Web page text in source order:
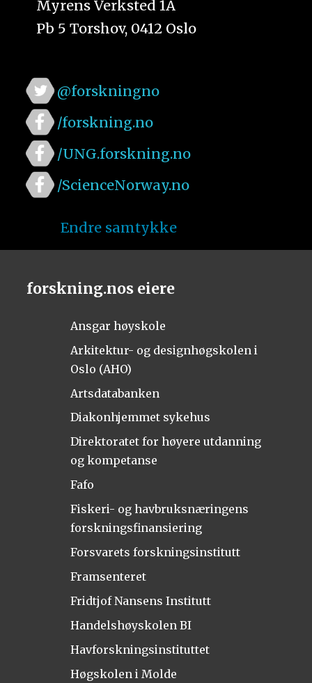
Myrens Verksted 1A
Pb 5 Torshov, 0412 Oslo
@forskningno
/forskning.no
/UNG.forskning.no
/ScienceNorway.no
Endre samtykke
forskning.nos eiere
Ansgar høyskole
Arkitektur- og designhøgskolen i
Oslo (AHO)
Artsdatabanken
Diakonhjemmet sykehus
Direktoratet for høyere utdanning
og kompetanse
Fafo
Fiskeri- og havbruksnæringens
forskningsfinansiering
Forsvarets forskningsinstitutt
Framsenteret
Fridtjof Nansens Institutt
Handelshøyskolen BI
Havforskningsinstituttet
Høgskolen i Molde